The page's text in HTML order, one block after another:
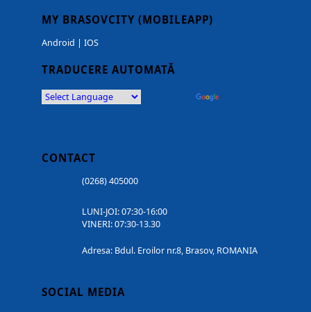
MY BRASOVCITY (MOBILEAPP)
Android | IOS
TRADUCERE AUTOMATĂ
CONTACT
(0268) 405000
LUNI-JOI: 07:30-16:00
VINERI: 07:30-13.30
Adresa: Bdul. Eroilor nr.8, Brasov, ROMANIA
SOCIAL MEDIA